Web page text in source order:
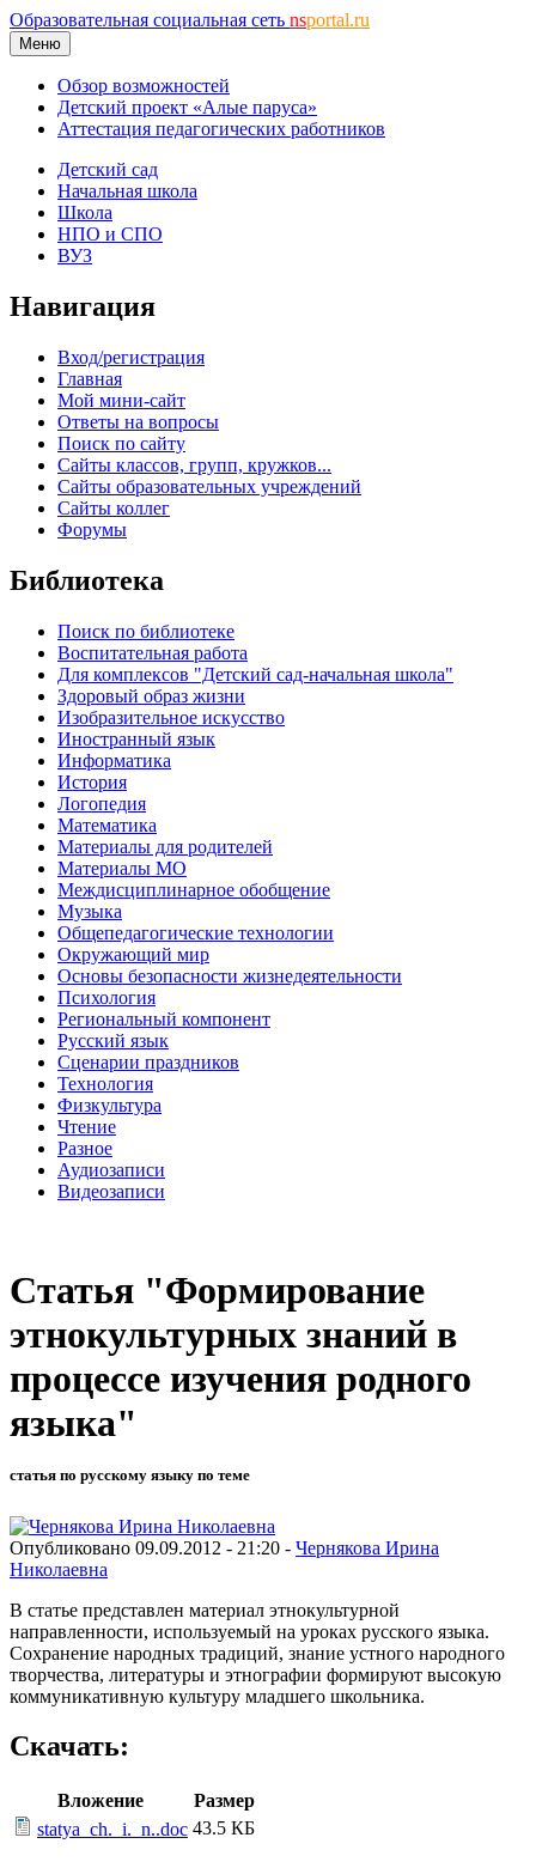
Образовательная социальная сеть nsportal.ru
Меню
Обзор возможностей
Детский проект «Алые паруса»
Аттестация педагогических работников
Детский сад
Начальная школа
Школа
НПО и СПО
ВУЗ
Навигация
Вход/регистрация
Главная
Мой мини-сайт
Ответы на вопросы
Поиск по сайту
Сайты классов, групп, кружков...
Сайты образовательных учреждений
Сайты коллег
Форумы
Библиотека
Поиск по библиотеке
Воспитательная работа
Для комплексов "Детский сад-начальная школа"
Здоровый образ жизни
Изобразительное искусство
Иностранный язык
Информатика
История
Логопедия
Математика
Материалы для родителей
Материалы МО
Междисциплинарное обобщение
Музыка
Общепедагогические технологии
Окружающий мир
Основы безопасности жизнедеятельности
Психология
Региональный компонент
Русский язык
Сценарии праздников
Технология
Физкультура
Чтение
Разное
Аудиозаписи
Видеозаписи
Статья "Формирование
этнокультурных знаний в
процессе изучения родного
языка"
статья по русскому языку по теме
Опубликовано 09.09.2012 - 21:20 - Чернякова Ирина
Николаевна
В статье представлен материал этнокультурной
направленности, используемый на уроках русского языка.
Сохранение народных традиций, знание устного народного
творчества, литературы и этнографии формируют высокую
коммуникативную культуру младшего школьника.
Скачать:
Вложение
Размер
statya_ch._i._n..doc 43.5 КБ